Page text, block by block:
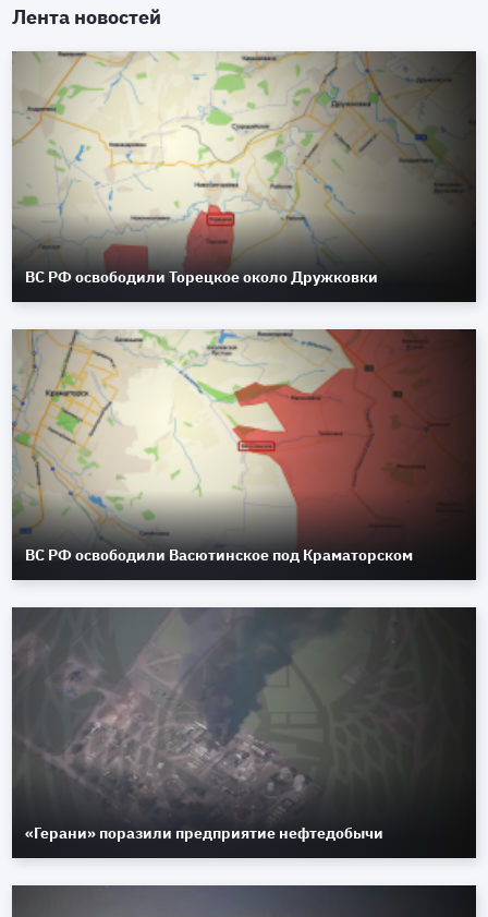
Лента новостей
ВС РФ освободили Торецкое около Дружковки
ВС РФ освободили Васютинское под Краматорском
«Герани» поразили предприятие нефтедобычи